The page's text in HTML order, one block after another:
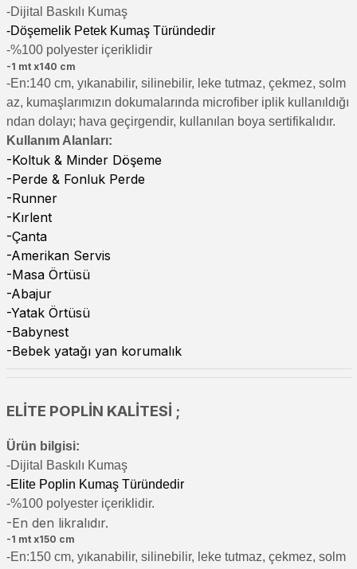
-Dijital Baskılı Kumaş
-Döşemelik Petek Kumaş Türündedir
-%100 polyester içeriklidir
-1 mt x140 cm
-En:140 cm, yıkanabilir, silinebilir, leke tutmaz, çekmez, solm
az, kumaşlarımızın dokumalarında microfiber iplik kullanıldığı
ndan dolayı; hava geçirgendir, kullanılan boya sertifikalıdır.
Kullanım Alanları:
-Koltuk & Minder Döşeme
-Perde & Fonluk Perde
-Runner
-Kırlent
-Çanta
-Amerikan Servis
-Masa Örtüsü
-Abajur
-Yatak Örtüsü
-Babynest
-Bebek yatağı yan korumalık
ELİTE POPLİN KALİTESİ ;
Ürün bilgisi:
-Dijital Baskılı Kumaş
-Elite Poplin Kumaş Türündedir
-%100 polyester içeriklidir.
-En den likralıdır.
-1 mt x150 cm
-En:150 cm, yıkanabilir, silinebilir, leke tutmaz, çekmez, solm